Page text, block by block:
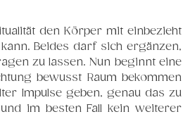
den Körper mit einbezieht
Beides darf sich ergänzen,
zu lassen. Nun beginnt eine
bewusst Raum bekommen
Impulse geben, genau das zu
im besten Fall kein weiterer